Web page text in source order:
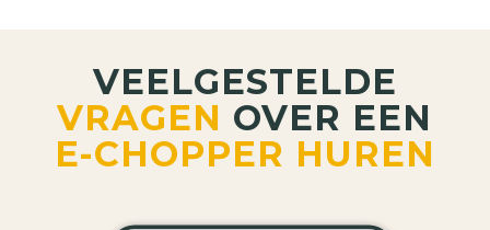
VEELGESTELDE
VRAGEN OVER EEN
E-CHOPPER HUREN